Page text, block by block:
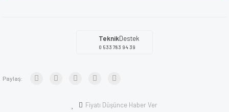
TeknikDestek
0 533 783 94 39
Paylaş:
Fiyatı Düşünce Haber Ver